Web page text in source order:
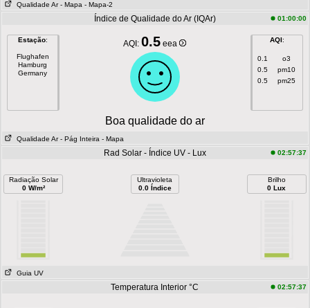
Qualidade Ar - Mapa - Mapa-2
Índice de Qualidade do Ar (IQAr) 01:00:00
Estação:
Flughafen
Hamburg
Germany
AQI:0.5 eea AQI:
0.1
o3
0.5
pm10
0.5
pm25
Boa qualidade do ar
Qualidade Ar - Pág Inteira - Mapa
Rad Solar - Índice UV - Lux 02:57:37
Radiação Solar
0 W/m²
Ultravioleta
0.0 Índice
Brilho
0 Lux
Guia UV
Temperatura Interior °C 02:57:37